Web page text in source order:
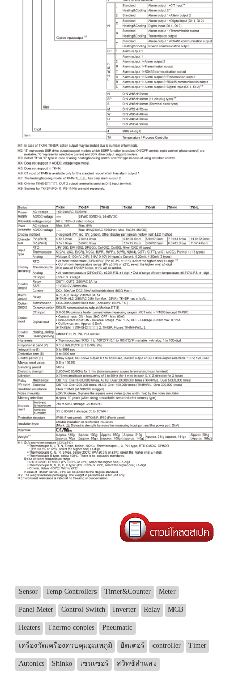
Sensor Temp Controllers Timer&Counter Meter
Panel Meter Control Switch Inverter Relay MCB
Heaters Thermo conples Pneumatic
เครื่องวัดเครื่องควบคุมอุณหภูมิ ฮีตเตอร์ controller Timer
Autonics Shinko เซนเซอร์ สวิทช์ลำแสง